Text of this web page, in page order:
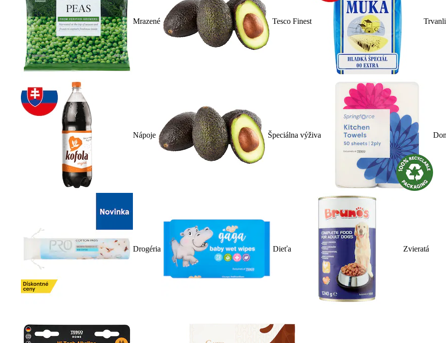
Mrazené Tesco Finest
Nápoje Špeciálna výživa
Drogéria Dieťa Zvieratá